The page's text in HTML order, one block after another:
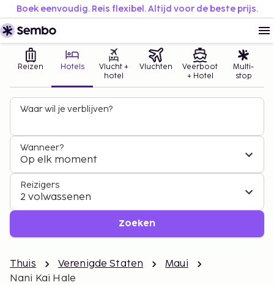
Boek eenvoudig. Reis flexibel. Altijd voor de beste prijs.
Reizen Hotels
Vlucht +
hotel
Vluchten
Veerboot
+ Hotel
Multi-
stop
Waar wil je verblijven?
Wanneer?
Op elk moment
Reizigers
2 volwassenen
Zoeken
Thuis Verenigde Staten
Maui
Nani Kai Hale